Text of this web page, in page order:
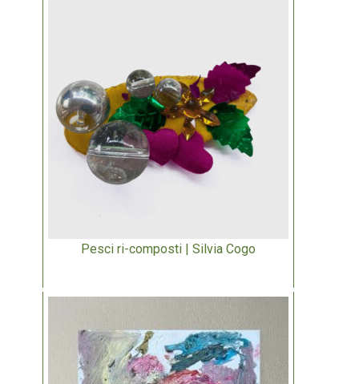
Pesci ri-composti | Silvia Cogo